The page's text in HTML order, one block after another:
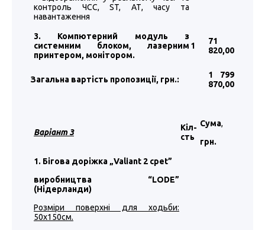
контроль ЧСС, ST, АТ, часу та
навантаження
3. Компютерний модуль з
системним блоком, лазерним
принтером, монітором.
1
71
820,00
Загальна вартість пропозиції, грн.:
1 799
870,00
Варіант 3
Кіл-
сть
Сума,
грн.
1. Бігова доріжка „Valiant 2 cpet”
виробництва “LODE”
(Нідерланди)
Розміри поверхні для ходьби:
50х150см.